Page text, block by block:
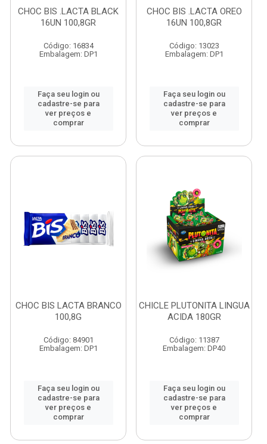
CHOC BIS .LACTA BLACK
16UN 100,8GR
Código: 16834
Embalagem: DP1
Faça seu login ou
cadastre-se para
ver preços e
comprar
CHOC BIS .LACTA OREO
16UN 100,8GR
Código: 13023
Embalagem: DP1
Faça seu login ou
cadastre-se para
ver preços e
comprar
CHOC BIS LACTA BRANCO
100,8G
Código: 84901
Embalagem: DP1
Faça seu login ou
cadastre-se para
ver preços e
comprar
CHICLE PLUTONITA LINGUA
ACIDA 180GR
Código: 11387
Embalagem: DP40
Faça seu login ou
cadastre-se para
ver preços e
comprar